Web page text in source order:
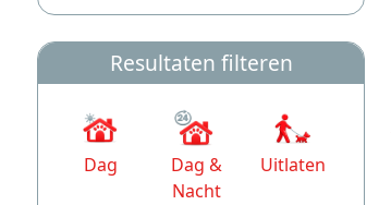
Resultaten filteren
Dag
Dag &
Nacht
Uitlaten